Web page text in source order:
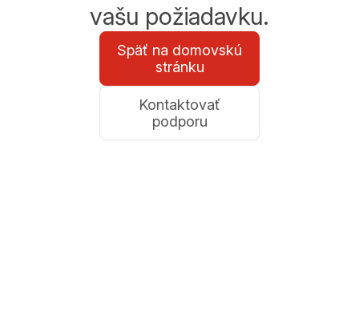
vašu požiadavku.
Späť na domovskú
stránku
Kontaktovať
podporu